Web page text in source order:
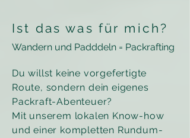
Ist das was für mich?
Wandern und Padddeln = Packrafting
Du willst keine vorgefertigte
Route, sondern dein eigenes
Packraft-Abenteuer?
Mit unserem lokalen Know-how
und einer kompletten Rundum-